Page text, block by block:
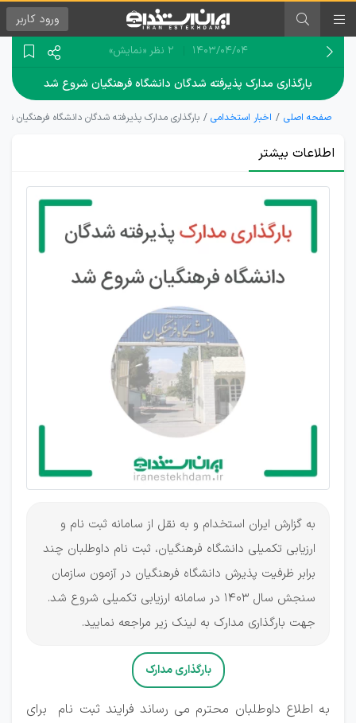
ورود کاربر
۱۴۰۳/۰۴/۰۴ 2 نظر «نمایش»
بارگذاری مدارک پذیرفته شدگان دانشگاه فرهنگیان شروع شد
صفحه اصلی اخبار استخدامی بارگذاری مدارک پذیرفته شدگان دانشگاه فرهنگیان
اطلاعات بیشتر
اطلاعیه
شماره 3
دانشگاه
فرهنگیان
به گزارش ایران استخدام و به نقل از سامانه ثبت نام و
ارزیابی تکمیلی دانشگاه فرهنگیان، ثبت نام داوطلبان چند
برابر ظرفیت پذیرش دانشگاه فرهنگیان در آزمون سازمان
سنجش سال 1403 در سامانه ارزیابی تکمیلی شروع شد.
جهت بارگذاری مدارک به لینک زیر مراجعه نمایید.
بارگذاری مدارک
به اطلاع داوطلبان محترم می رساند فرایند ثبت نام برای